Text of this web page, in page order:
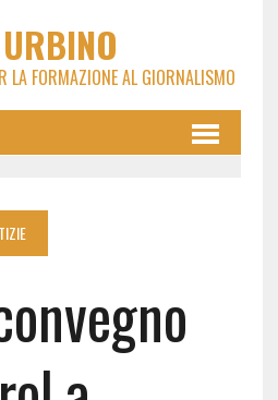
LA FORMAZIONE AL GIORNALISMO